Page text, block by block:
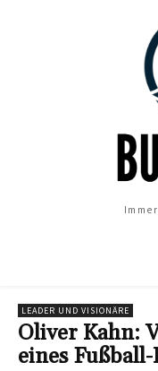
LEADER UND VISIONÄRE
Oliver Kahn:
eines